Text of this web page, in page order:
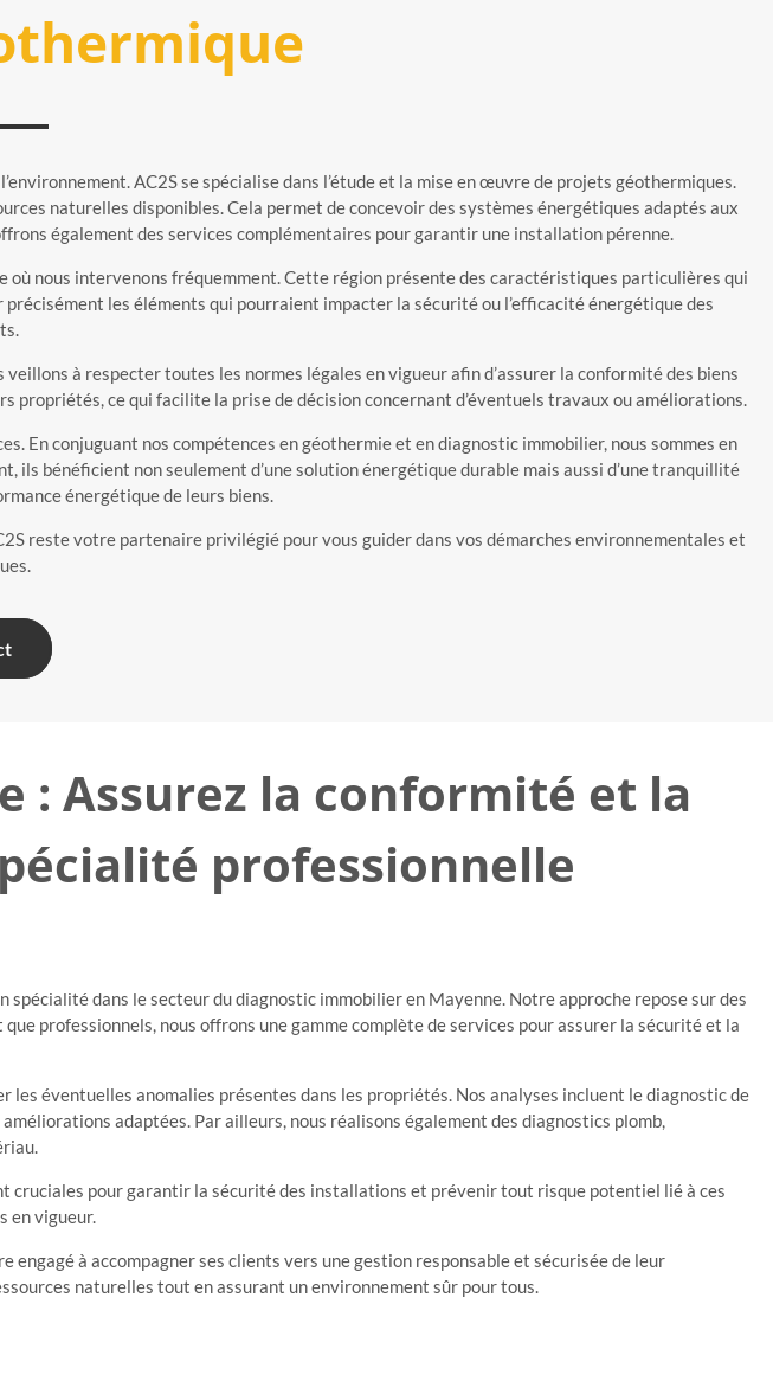
AC2S se spécialise dans l’étude et la mise en œuvre de projets géothermiques.
naturelles disponibles. Cela permet de concevoir des systèmes énergétiques adaptés aux
également des services complémentaires pour garantir une installation pérenne.
où nous intervenons fréquemment. Cette région présente des caractéristiques particulières qui
les éléments qui pourraient impacter la sécurité ou l’efficacité énergétique des
à respecter toutes les normes légales en vigueur afin d’assurer la conformité des biens
ce qui facilite la prise de décision concernant d’éventuels travaux ou améliorations.
En conjuguant nos compétences en géothermie et en diagnostic immobilier, nous sommes en
ils bénéficient non seulement d’une solution énergétique durable mais aussi d’une tranquillité
énergétique de leurs biens.
reste votre partenaire privilégié pour vous guider dans vos démarches environnementales et
: Assurez la conformité et la
professionnelle
spécialité dans le secteur du diagnostic immobilier en Mayenne. Notre approche repose sur des
professionnels, nous offrons une gamme complète de services pour assurer la sécurité et la
éventuelles anomalies présentes dans les propriétés. Nos analyses incluent le diagnostic de
adaptées. Par ailleurs, nous réalisons également des diagnostics plomb,
cruciales pour garantir la sécurité des installations et prévenir tout risque potentiel lié à ces
en vigueur.
engagé à accompagner ses clients vers une gestion responsable et sécurisée de leur
naturelles tout en assurant un environnement sûr pour tous.